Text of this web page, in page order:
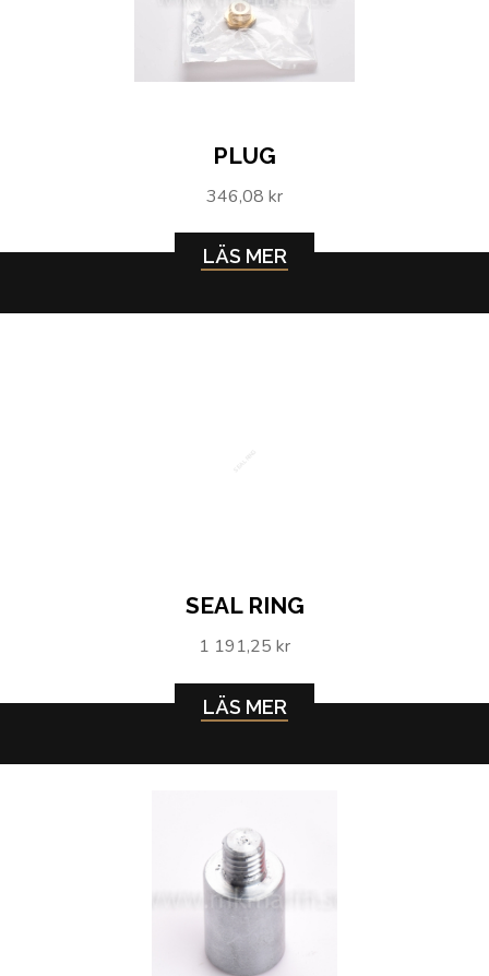
PLUG
346,08 kr
LÄS MER
SEAL RING
1 191,25 kr
LÄS MER